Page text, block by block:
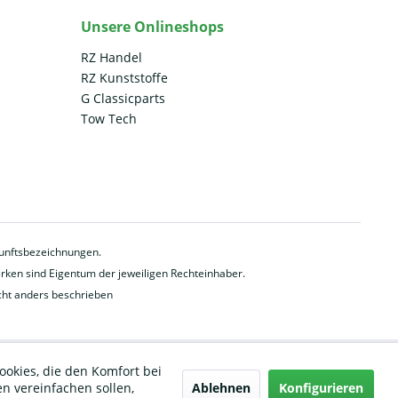
Unsere Onlineshops
RZ Handel
RZ Kunststoffe
G Classicparts
Tow Tech
sind Eigentum der jeweiligen Rechteinhaber.
anders beschrieben
die den Komfort bei
vereinfachen sollen,
Ablehnen Konfigurieren